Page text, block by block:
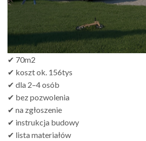
✔ 70m2
✔ koszt ok. 156tys
✔ dla 2–4 osób
✔ bez pozwolenia
✔ na zgłoszenie
✔ instrukcja budowy
✔ lista materiałów